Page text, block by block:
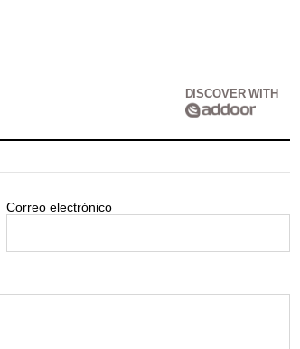
DISCOVER WITH
Correo electrónico